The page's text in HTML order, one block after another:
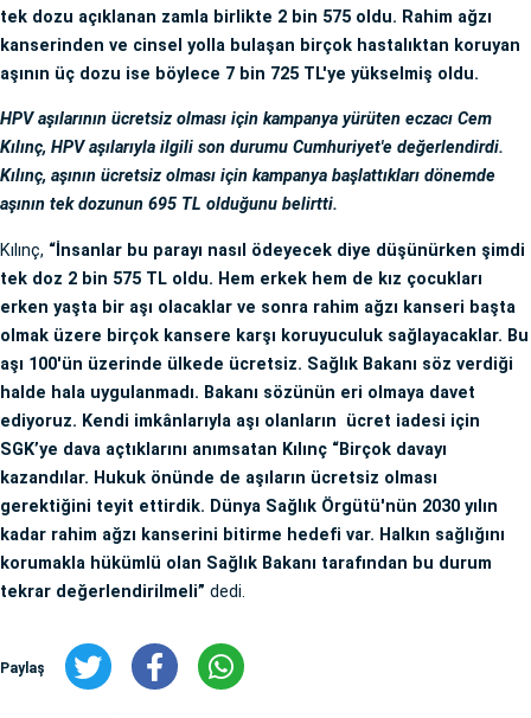
tek dozu açıklanan zamla birlikte 2 bin 575 oldu. Rahim ağzı
kanserinden ve cinsel yolla bulaşan birçok hastalıktan koruyan
aşının üç dozu ise böylece 7 bin 725 TL'ye yükselmiş oldu.
HPV aşılarının ücretsiz olması için kampanya yürüten eczacı Cem
Kılınç, HPV aşılarıyla ilgili son durumu Cumhuriyet'e değerlendirdi.
Kılınç, aşının ücretsiz olması için kampanya başlattıkları dönemde
aşının tek dozunun 695 TL olduğunu belirtti.
Kılınç, “İnsanlar bu parayı nasıl ödeyecek diye düşünürken şimdi
tek doz 2 bin 575 TL oldu. Hem erkek hem de kız çocukları
erken yaşta bir aşı olacaklar ve sonra rahim ağzı kanseri başta
olmak üzere birçok kansere karşı koruyuculuk sağlayacaklar. Bu
aşı 100'ün üzerinde ülkede ücretsiz. Sağlık Bakanı söz verdiği
halde hala uygulanmadı. Bakanı sözünün eri olmaya davet
ediyoruz. Kendi imkânlarıyla aşı olanların ücret iadesi için
SGK’ye dava açtıklarını anımsatan Kılınç “Birçok davayı
kazandılar. Hukuk önünde de aşıların ücretsiz olması
gerektiğini teyit ettirdik. Dünya Sağlık Örgütü'nün 2030 yılın
kadar rahim ağzı kanserini bitirme hedefi var. Halkın sağlığını
korumakla hükümlü olan Sağlık Bakanı tarafından bu durum
tekrar değerlendirilmeli” dedi.
Paylaş